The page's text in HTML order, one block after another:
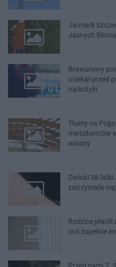
Jarmark
Jasnych
Brawurowy
uciekał przed
narkotyki
Tłumy na
mieszkańców
wiosny
Zwłoki 38-
zatrzymała
Rodzice
coś zupełnie